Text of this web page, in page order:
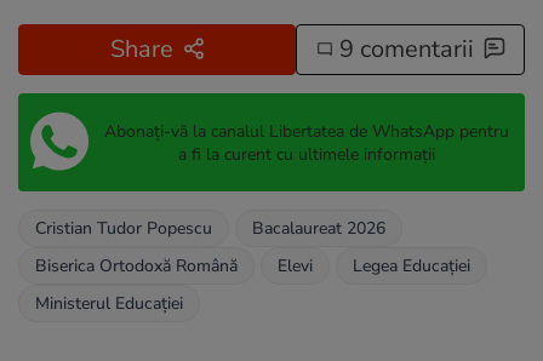
Share 9 comentarii
Abonați-vă la canalul Libertatea de WhatsApp pentru
a fi la curent cu ultimele informații
Cristian Tudor Popescu
Bacalaureat 2026
Biserica Ortodoxă Română
Elevi
Legea Educaţiei
Ministerul Educaţiei